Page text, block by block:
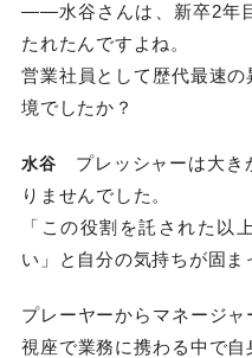
――水谷さんは、新卒2年
たれたんですよね。
営業社員として歴代最速
境でしたか？
水谷 プレッシャーは大き
りませんでした。
「この役割を託された以
い」と自分の気持ちが固ま
プレーヤーからマネージ
視座で業務に携わる中で自